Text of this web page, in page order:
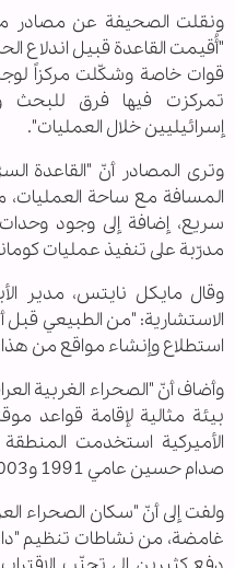
ونقلت الصحيفة عن مصادر
"أُقيمت القاعدة قبيل اندلاع
قوات خاصة وشكّلت مركزاً
تمركزت فيها فرق للبحث
إسرائيليين خلال العمليات".
وترى المصادر أنّ "القاعدة
المسافة مع ساحة العمليات،
سريع، إضافة إلى وجود
مدرّبة على تنفيذ عمليات
وقال مايكل نايتس، مدير
الاستشارية: "من الطبيعي
استطلاع وإنشاء مواقع من هذا
وأضاف أنّ "الصحراء الغربية
بيئة مثالية لإقامة قواعد
الأميركية استخدمت
صدام حسين عامي 1991 و2003".
ولفت إلى أنّ "سكان الصحراء
غامضة، من نشاطات تنظيم